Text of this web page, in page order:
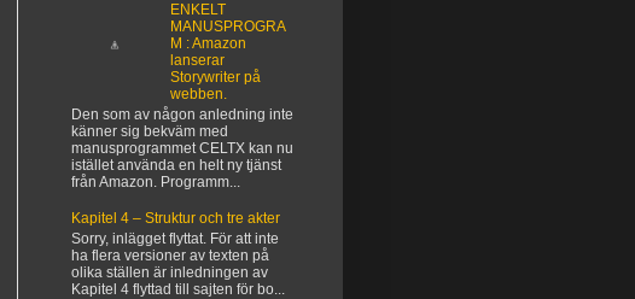
ENKELT
MANUSPROGRA
M : Amazon
lanserar
Storywriter på
webben.
Den som av någon anledning inte
känner sig bekväm med
manusprogrammet CELTX kan nu
istället använda en helt ny tjänst
från Amazon. Programm...
Kapitel 4 – Struktur och tre akter
Sorry, inlägget flyttat. För att inte
ha flera versioner av texten på
olika ställen är inledningen av
Kapitel 4 flyttad till sajten för bo...